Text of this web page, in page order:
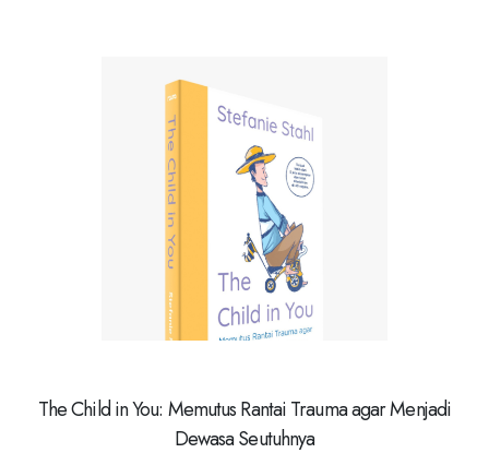
The Child in You: Memutus Rantai Trauma agar Menjadi
Dewasa Seutuhnya